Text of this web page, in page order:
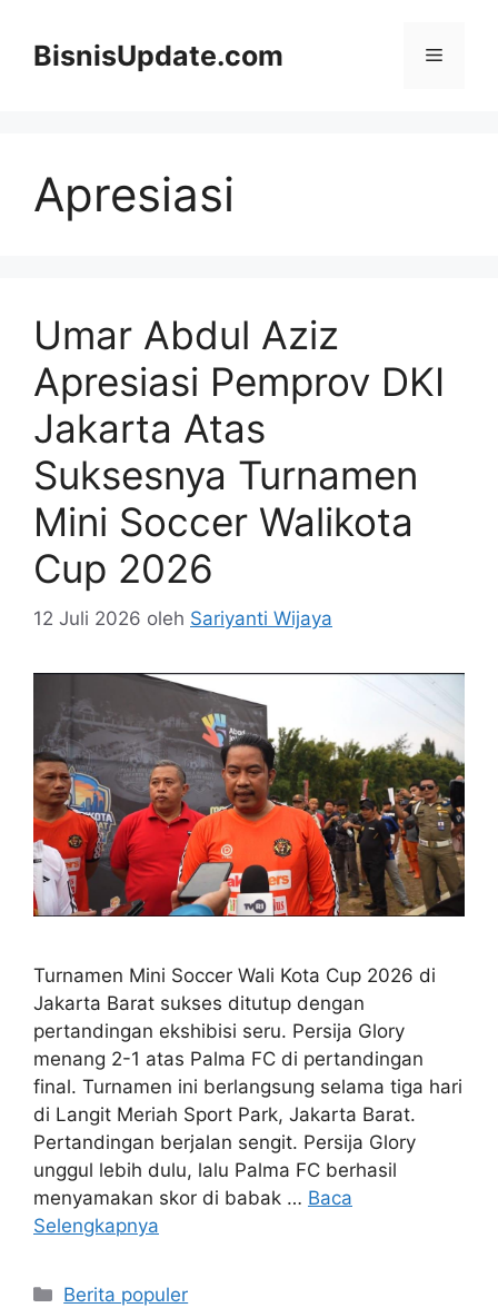
BisnisUpdate.com Menu
Apresiasi
Umar Abdul Aziz
Apresiasi Pemprov DKI
Jakarta Atas
Suksesnya Turnamen
Mini Soccer Walikota
Cup 2026
12 Juli 2026 oleh Sariyanti Wijaya
Turnamen Mini Soccer Wali Kota Cup 2026 di
Jakarta Barat sukses ditutup dengan
pertandingan ekshibisi seru. Persija Glory
menang 2-1 atas Palma FC di pertandingan
final. Turnamen ini berlangsung selama tiga hari
di Langit Meriah Sport Park, Jakarta Barat.
Pertandingan berjalan sengit. Persija Glory
unggul lebih dulu, lalu Palma FC berhasil
menyamakan skor di babak … Baca
Selengkapnya
Kategori
Berita populer